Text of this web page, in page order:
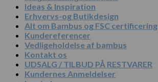
Ideas & Inspiration
Erhvervs-og Butikdesign
Alt om Bambus og FSC certificering
Kundereferencer
Vedligeholdelse af bambus
Kontakt os
UDSALG / TILBUD PÅ RESTVARER
Kundernes Anmeldelser